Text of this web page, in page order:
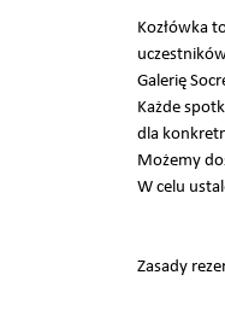
Kozłówka
Galerię
Każde
dla
Możemy
W celu
Zasady